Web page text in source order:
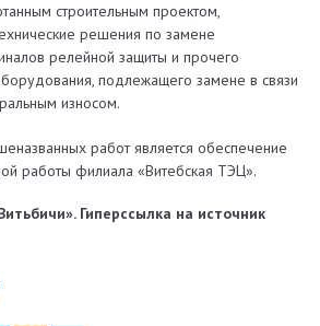
строительным проектом,
решения по замене
релейной защиты и прочего
подлежащего замене в связи
износом.
работ является обеспечение
работы филиала «Витебская ТЭЦ».
Гиперссылка на источник